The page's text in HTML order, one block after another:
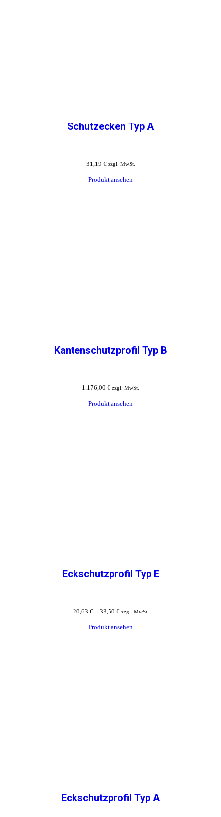
Schutzecken Typ A
31,19 € zzgl. MwSt.
Produkt ansehen
Kantenschutzprofil Typ B
1.176,00 € zzgl. MwSt.
Produkt ansehen
Eckschutzprofil Typ E
20,63 €– 33,50 € zzgl. MwSt.
Produkt ansehen
Eckschutzprofil Typ A